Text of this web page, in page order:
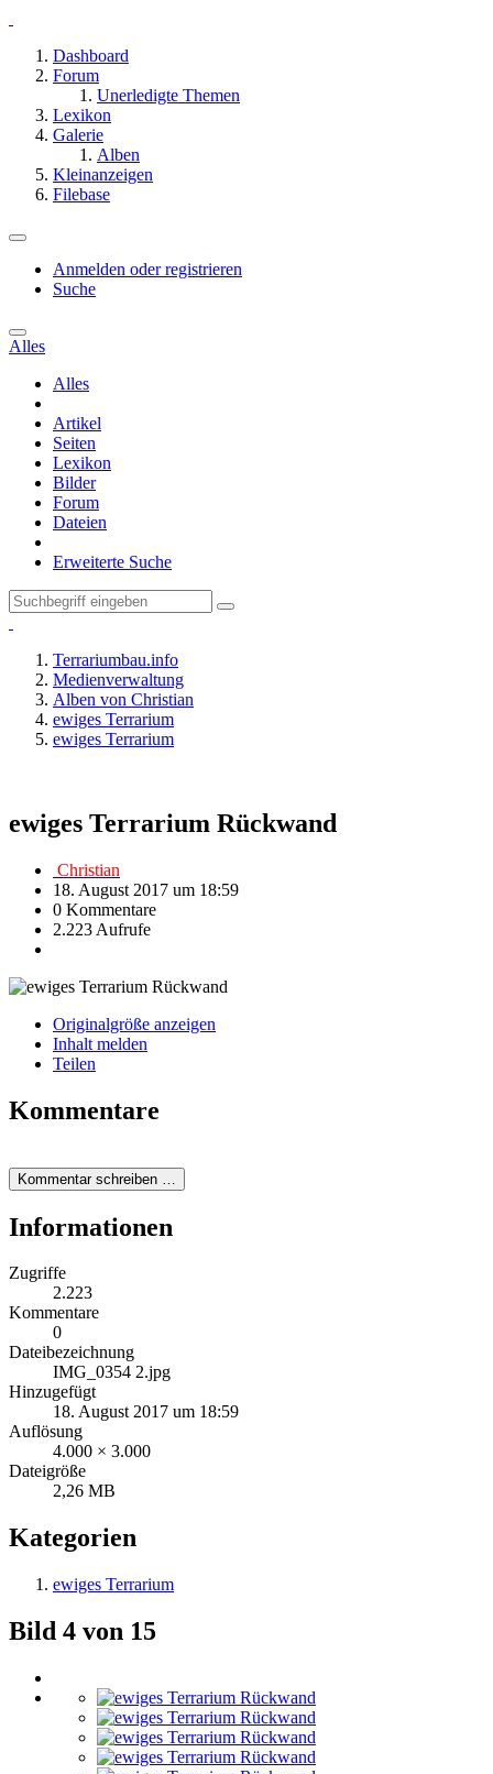
Dashboard
Forum
Unerledigte Themen
Lexikon
Galerie
Alben
Kleinanzeigen
Filebase
Anmelden oder registrieren
Suche
Alles
Alles
Artikel
Seiten
Lexikon
Bilder
Forum
Dateien
Erweiterte Suche
Terrariumbau.info
Medienverwaltung
Alben von Christian
ewiges Terrarium
ewiges Terrarium
ewiges Terrarium Rückwand
Christian
18. August 2017 um 18:59
0 Kommentare
2.223 Aufrufe
Originalgröße anzeigen
Inhalt melden
Teilen
Kommentare
Kommentar schreiben …
Informationen
Zugriffe
2.223
Kommentare
0
Dateibezeichnung
IMG_0354 2.jpg
Hinzugefügt
18. August 2017 um 18:59
Auflösung
4.000 × 3.000
Dateigröße
2,26 MB
Kategorien
ewiges Terrarium
Bild 4 von 15